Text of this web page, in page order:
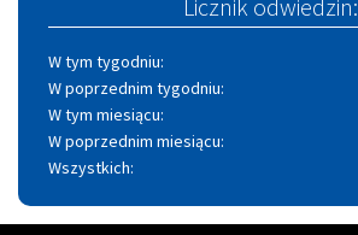
Licznik odwiedzin:
W tym tygodniu:
W poprzednim tygodniu:
W tym miesiącu:
W poprzednim miesiącu:
Wszystkich: